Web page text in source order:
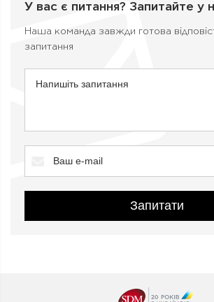
У вас є питання? Запитайте у
Наша команда завжди готова
запитання
Запитати